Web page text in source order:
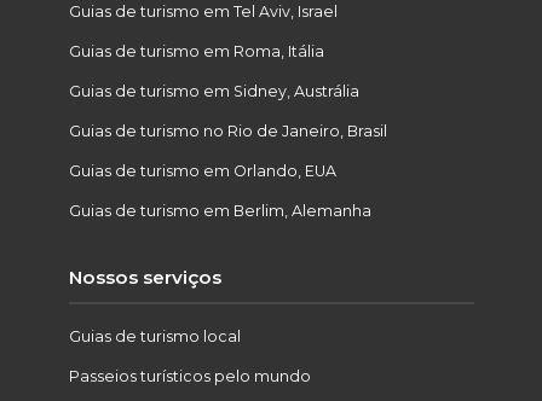
Guias de turismo em Tel Aviv, Israel
Guias de turismo em Roma, Itália
Guias de turismo em Sidney, Austrália
Guias de turismo no Rio de Janeiro, Brasil
Guias de turismo em Orlando, EUA
Guias de turismo em Berlim, Alemanha
Nossos serviços
Guias de turismo local
Passeios turísticos pelo mundo